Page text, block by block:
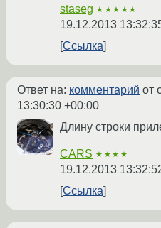
staseg ★★★★★
19.12.2013
Ссылка
Ответ на: комментарий от
13:30:30 +00:00
Длину строки
CARS ★★★★
19.12.2013
Ссылка